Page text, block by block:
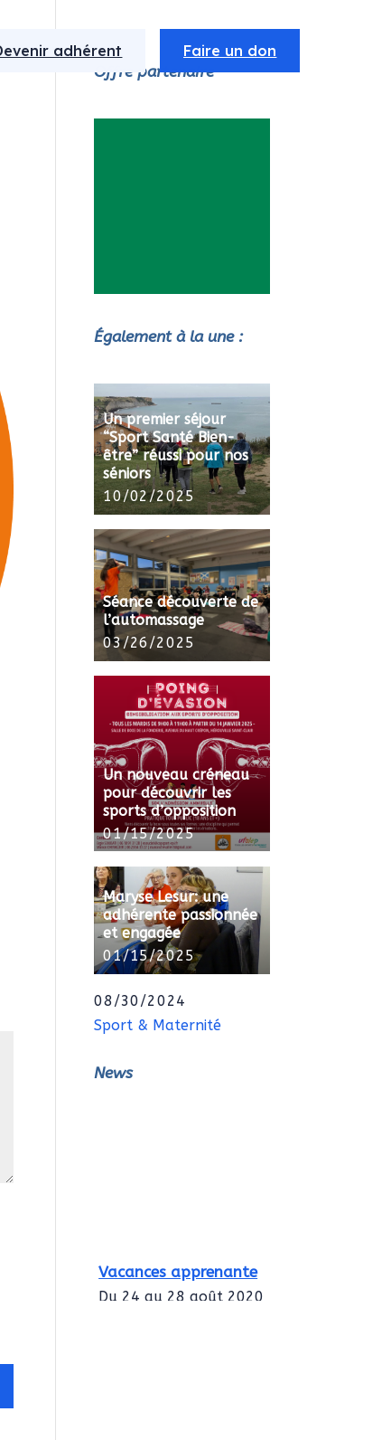
adhérent Faire un don
Offre partenaire
Également à la une :
Un premier séjour
“Sport Santé Bien-
être” réussi pour nos
séniors
10/02/2025
Séance découverte de
l’automassage
03/26/2025
Un nouveau créneau
pour découvrir les
sports d’opposition
01/15/2025
Maryse Lesur: une
adhérente passionnée
et engagée
01/15/2025
08/30/2024
Sport & Maternité
News
Vacances apprenante
Du 24 au 28 août 2020